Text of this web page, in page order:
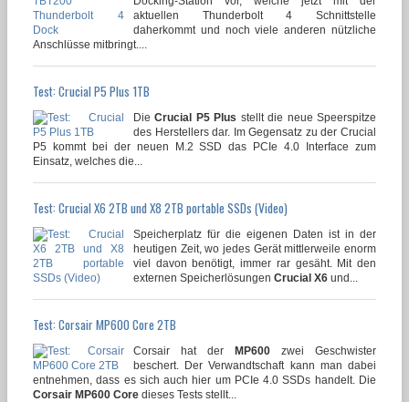
aktuellen Thunderbolt 4 Schnittstelle
daherkommt und noch viele anderen nützliche
Anschlüsse mitbringt....
Test: Crucial P5 Plus 1TB
DieCrucial P5 Plus stellt die neue Speerspitze
des Herstellers dar. Im Gegensatz zu der Crucial
P5 kommt bei der neuen M.2 SSD das PCIe 4.0 Interface zum
Einsatz, welches die...
Test: Crucial X6 2TB und X8 2TB portable SSDs (Video)
Speicherplatz für die eigenen Daten ist in der
heutigen Zeit, wo jedes Gerät mittlerweile enorm
viel davon benötigt, immer rar gesäht. Mit den
externen Speicherlösungen Crucial X6 und...
Test: Corsair MP600 Core 2TB
Corsair hat der MP600 zwei Geschwister
beschert. Der Verwandtschaft kann man dabei
entnehmen, dass es sich auch hier um PCIe 4.0 SSDs handelt. Die
Corsair MP600 Core dieses Tests stellt...